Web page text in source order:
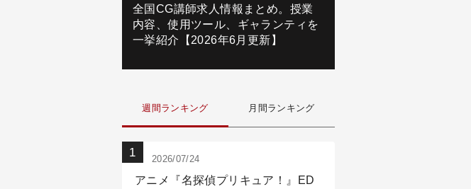
全国CG講師求人情報まとめ。授業
内容、使用ツール、ギャランティを
一挙紹介【2026年6月更新】
週間ランキング 月間ランキング
2026/07/24
アニメ『名探偵プリキュア！』ED